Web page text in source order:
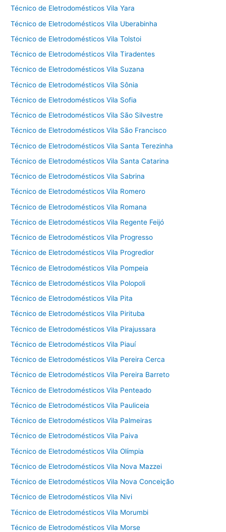
Técnico de Eletrodomésticos Vila Yara
Técnico de Eletrodomésticos Vila Uberabinha
Técnico de Eletrodomésticos Vila Tolstoi
Técnico de Eletrodomésticos Vila Tiradentes
Técnico de Eletrodomésticos Vila Suzana
Técnico de Eletrodomésticos Vila Sônia
Técnico de Eletrodomésticos Vila Sofia
Técnico de Eletrodomésticos Vila São Silvestre
Técnico de Eletrodomésticos Vila São Francisco
Técnico de Eletrodomésticos Vila Santa Terezinha
Técnico de Eletrodomésticos Vila Santa Catarina
Técnico de Eletrodomésticos Vila Sabrina
Técnico de Eletrodomésticos Vila Romero
Técnico de Eletrodomésticos Vila Romana
Técnico de Eletrodomésticos Vila Regente Feijó
Técnico de Eletrodomésticos Vila Progresso
Técnico de Eletrodomésticos Vila Progredior
Técnico de Eletrodomésticos Vila Pompeia
Técnico de Eletrodomésticos Vila Polopoli
Técnico de Eletrodomésticos Vila Pita
Técnico de Eletrodomésticos Vila Pirituba
Técnico de Eletrodomésticos Vila Pirajussara
Técnico de Eletrodomésticos Vila Piauí
Técnico de Eletrodomésticos Vila Pereira Cerca
Técnico de Eletrodomésticos Vila Pereira Barreto
Técnico de Eletrodomésticos Vila Penteado
Técnico de Eletrodomésticos Vila Pauliceia
Técnico de Eletrodomésticos Vila Palmeiras
Técnico de Eletrodomésticos Vila Paiva
Técnico de Eletrodomésticos Vila Olímpia
Técnico de Eletrodomésticos Vila Nova Mazzei
Técnico de Eletrodomésticos Vila Nova Conceição
Técnico de Eletrodomésticos Vila Nivi
Técnico de Eletrodomésticos Vila Morumbi
Técnico de Eletrodomésticos Vila Morse